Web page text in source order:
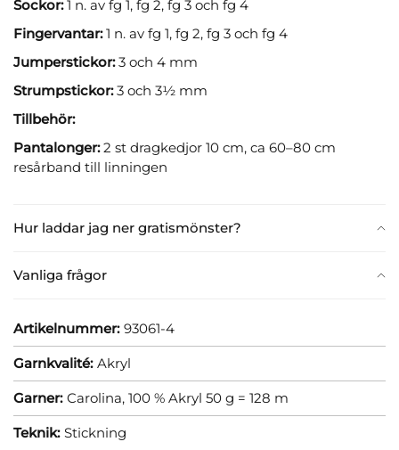
Hur laddar jag ner gratismönster?
Vanliga frågor
Sockor:1 n. av fg 1, fg 2, fg 3 och fg 4
Fingervantar:1 n. av fg 1, fg 2, fg 3 och fg 4
Jumperstickor:3 och 4 mm
Strumpstickor:3 och 3½ mm
Tillbehör:
Pantalonger:2 st dragkedjor 10 cm, ca 60–80 cm
resårband till linningen
Artikelnummer: 93061-4
Garnkvalité: Akryl
Garner: Carolina, 100 % Akryl 50 g = 128 m
Teknik: Stickning